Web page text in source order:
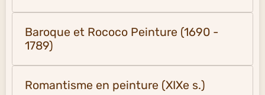
Baroque et Rococo Peinture (1690 -
1789)
Romantisme en peinture (XIXe s.)